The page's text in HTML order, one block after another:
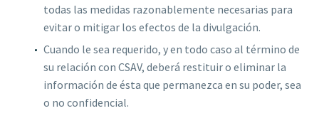
todas las medidas razonablemente necesarias para
evitar o mitigar los efectos de la divulgación.
Cuando le sea requerido, y en todo caso al término de
su relación con CSAV, deberá restituir o eliminar la
información de ésta que permanezca en su poder, sea
o no confidencial.